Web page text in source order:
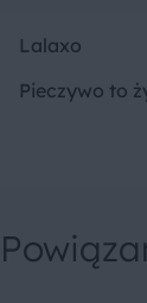
Lalaxo
Pieczywo to